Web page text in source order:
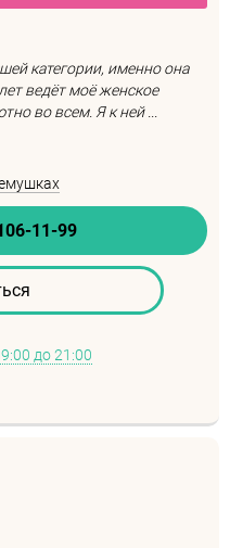
категории, именно она
ведёт моё женское
во всем. Я к ней ...
11-99
до 21:00